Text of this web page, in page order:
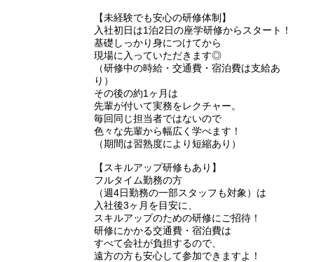
【未経験でも安心の研修体制】
入社初日は1泊2日の座学研修からスタート！
基礎しっかり身につけてから
現場に入っていただきます◎
（研修中の時給・交通費・宿泊費は支給あ
り）
その後の約1ヶ月は
先輩が付いて実務をレクチャー。
毎回同じ担当者ではないので
色々な先輩から幅広く学べます！
（期間は習熟度により短縮あり）
【スキルアップ研修もあり】
フルタイム勤務の方
（週4日勤務の一部スタッフも対象）は
入社後3ヶ月を目安に、
スキルアップのための研修にご招待！
研修にかかる交通費・宿泊費は
すべて会社が負担するので、
遠方の方も安心して参加できますよ！